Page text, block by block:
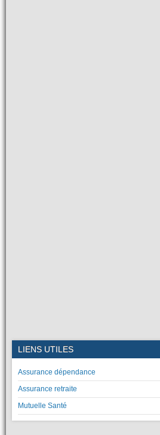
LIENS UTILES
Assurance dépendance
Assurance retraite
Mutuelle Santé